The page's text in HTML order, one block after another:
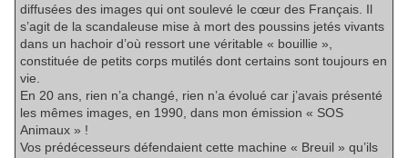
diffusées des images qui ont soulevé le cœur des Français. Il
s’agit de la scandaleuse mise à mort des poussins jetés vivants
dans un hachoir d’où ressort une véritable « bouillie »,
constituée de petits corps mutilés dont certains sont toujours en
vie.
En 20 ans, rien n’a changé, rien n’a évolué car j’avais présenté
les mêmes images, en 1990, dans mon émission « SOS
Animaux » !
Vos prédécesseurs défendaient cette machine « Breuil » qu’ils